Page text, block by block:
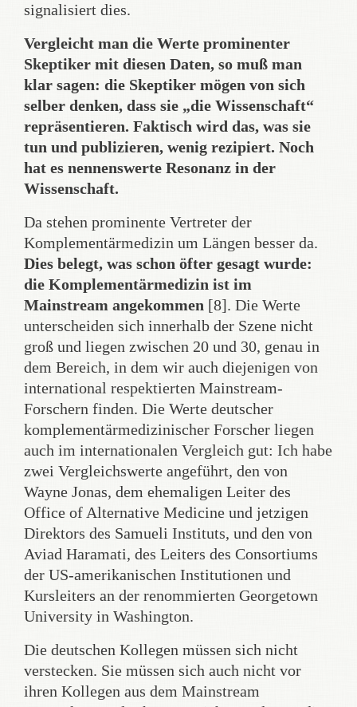
signalisiert dies.
Vergleicht man die Werte prominenter
Skeptiker mit diesen Daten, so muß man
klar sagen: die Skeptiker mögen von sich
selber denken, dass sie „die Wissenschaft“
repräsentieren. Faktisch wird das, was sie
tun und publizieren, wenig rezipiert. Noch
hat es nennenswerte Resonanz in der
Wissenschaft.
Da stehen prominente Vertreter der
Komplementärmedizin um Längen besser da.
Dies belegt, was schon öfter gesagt wurde:
die Komplementärmedizin ist im
Mainstream angekommen [8]. Die Werte
unterscheiden sich innerhalb der Szene nicht
groß und liegen zwischen 20 und 30, genau in
dem Bereich, in dem wir auch diejenigen von
international respektierten Mainstream-
Forschern finden. Die Werte deutscher
komplementärmedizinischer Forscher liegen
auch im internationalen Vergleich gut: Ich habe
zwei Vergleichswerte angeführt, den von
Wayne Jonas, dem ehemaligen Leiter des
Office of Alternative Medicine und jetzigen
Direktors des Samueli Instituts, und den von
Aviad Haramati, des Leiters des Consortiums
der US-amerikanischen Institutionen und
Kursleiters an der renommierten Georgetown
University in Washington.
Die deutschen Kollegen müssen sich nicht
verstecken. Sie müssen sich auch nicht vor
ihren Kollegen aus dem Mainstream